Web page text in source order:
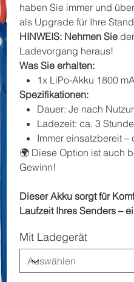
haben Sie immer und
als Upgrade für Ihre
HINWEIS: Nehmen Sie
Ladevorgang heraus!
Was Sie erhalten:
1x LiPo-Akku 1800
Spezifikationen:
Dauer: Je nach
Ladezeit: ca. 3
Immer einsatzbereit –
🌍 Diese Option ist auch
Gewinn!
Dieser Akku sorgt für
Laufzeit Ihres Senders –
Mit Ladegerät